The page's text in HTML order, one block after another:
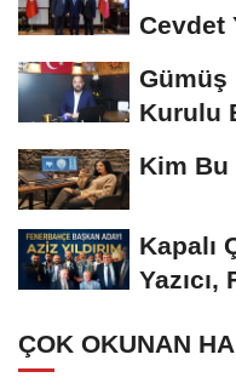
Cevdet
Gümüş
Kurulu
Kim Bu
Kapalı
ÇOK OKUNAN